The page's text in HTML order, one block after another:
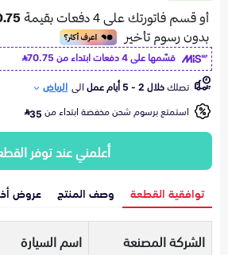
قسّمها على 4 دفعات ابتداء من
70.75
تصلكخلال 2 - 5 أيام عمل الى الرياض
استمتع برسوم شحن مخفضة ابتداء من35
أعلمني عند توفر
توافقية القطعة وصف المنتج عروض
الشركة المصنعة اسم السيارة